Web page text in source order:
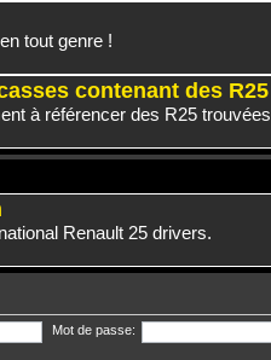
tout genre !
contenant des R25
à référencer des R25
Renault 25 drivers.
Mot de passe: